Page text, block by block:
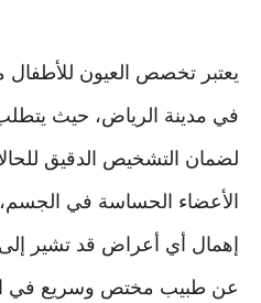
يعتبر تخصص العيون
في مدينة الرياض، حيث يتطلب
لضمان التشخيص الدقيق
الأعضاء الحساسة في
إهمال أي أعراض قد تشير
عن طبيب مختص وسريع في